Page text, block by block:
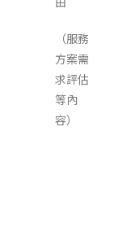
（服務
方案需
求評估
等內
容）